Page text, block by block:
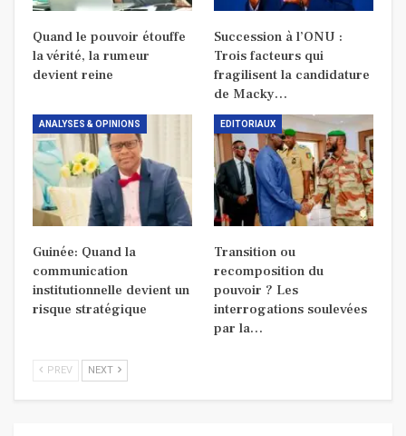
Quand le pouvoir étouffe
la vérité, la rumeur
devient reine
Succession à l’ONU :
Trois facteurs qui
fragilisent la candidature
de Macky…
ANALYSES & OPINIONS
Guinée: Quand la
communication
institutionnelle devient un
risque stratégique
EDITORIAUX
Transition ou
recomposition du
pouvoir ? Les
interrogations soulevées
par la…
PREV NEXT